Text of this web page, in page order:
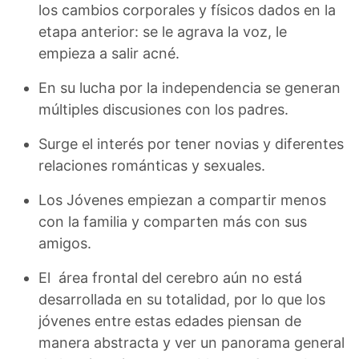
los cambios corporales y físicos dados en la
etapa anterior: se le agrava la voz, le
empieza a salir acné.
En su lucha por la independencia se generan
múltiples discusiones con los padres.
Surge el interés por tener novias y diferentes
relaciones románticas y sexuales.
Los Jóvenes empiezan a compartir menos
con la familia y comparten más con sus
amigos.
El área frontal del cerebro aún no está
desarrollada en su totalidad, por lo que los
jóvenes entre estas edades piensan de
manera abstracta y ver un panorama general